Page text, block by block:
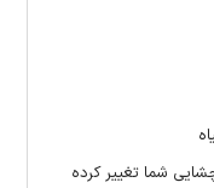
شما تغییر کرده